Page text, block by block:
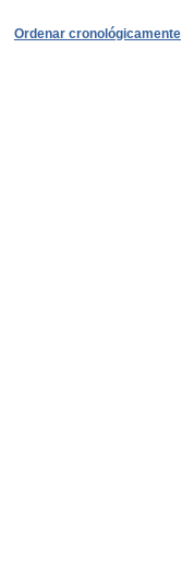
Ordenar cronológicamente